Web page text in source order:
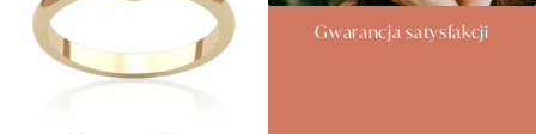
Gwarancja satysfakcji